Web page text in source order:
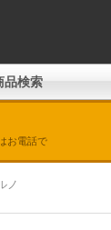
品検索
お電話で
ノ